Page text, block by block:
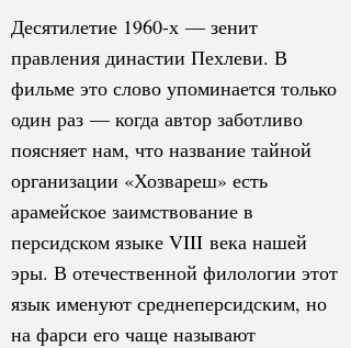
Десятилетие 1960-х — зенит
правления династии Пехлеви. В
фильме это слово упоминается только
один раз — когда автор заботливо
поясняет нам, что название тайной
организации «Хозвареш» есть
арамейское заимствование в
персидском языке VIII века нашей
эры. В отечественной филологии этот
язык именуют среднеперсидским, но
на фарси его чаще называют